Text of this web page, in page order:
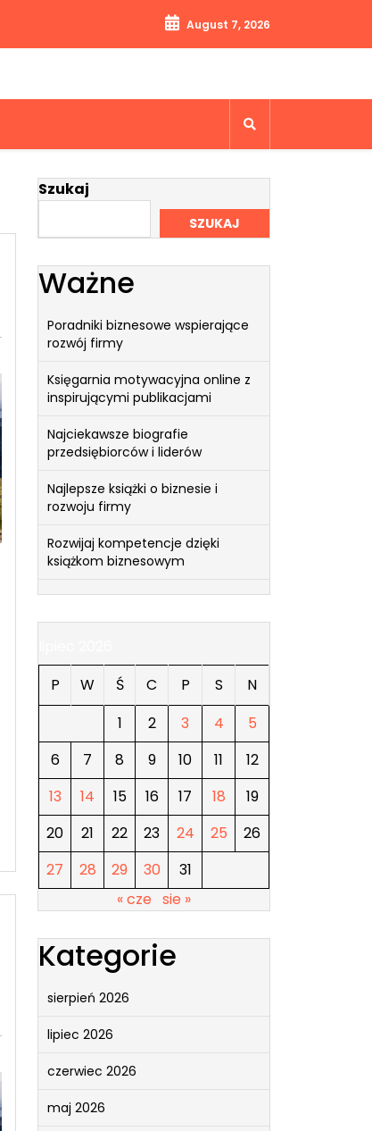
August 7, 2026
Szukaj
SZUKAJ
Ważne
Poradniki biznesowe wspierające
rozwój firmy
Księgarnia motywacyjna online z
inspirującymi publikacjami
Najciekawsze biografie
przedsiębiorców i liderów
Najlepsze książki o biznesie i
rozwoju firmy
Rozwijaj kompetencje dzięki
książkom biznesowym
P
W Ś C P S
N
1
2 3 4
5
6
7 8 9 10 11
12
13
14 15 16 17 18
19
20
21 22 23 24 25
26
27
28 29 30
31
« cze sie »
Kategorie
sierpień 2026
lipiec 2026
czerwiec 2026
maj 2026